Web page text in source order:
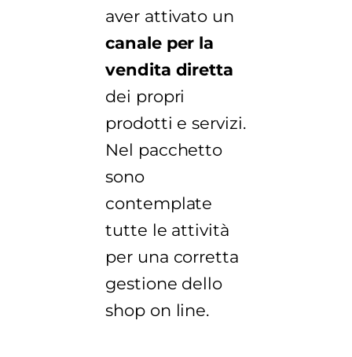
aver attivato un
canale per la
vendita diretta
dei propri
prodotti e servizi.
Nel pacchetto
sono
contemplate
tutte le attività
per una corretta
gestione dello
shop on line.